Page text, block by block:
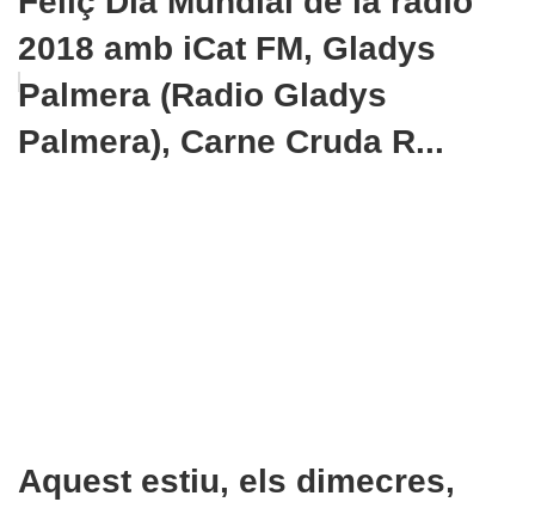
2018 amb iCat FM, Gladys
Palmera (Radio Gladys
Palmera), Carne Cruda R...
Aquest estiu, els dimecres,